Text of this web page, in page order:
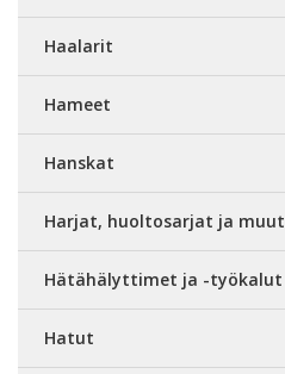
Haalarit
Hameet
Hanskat
Harjat, huoltosarjat ja muut
Hätähälyttimet ja -työkalut
Hatut